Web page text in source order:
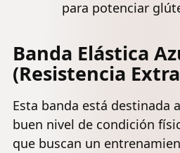
para potenciar
Banda Elástica
(Resistencia
Esta banda está destinada
buen nivel de condición
que buscan un